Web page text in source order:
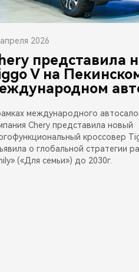
2026
представила
V на
международного
Chery представила новый
кроссовер
о глобальной стратегии
(«Для семьи») до 2030г.